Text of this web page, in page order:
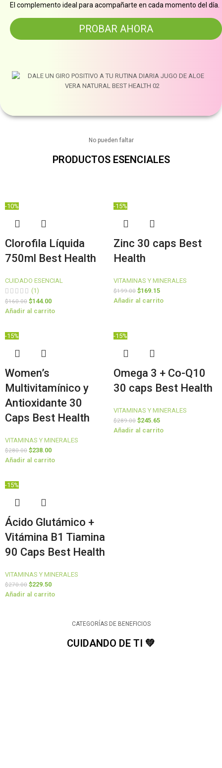
El complemento ideal para acompañarte en cada momento del día.
PROBAR AHORA
No pueden faltar
PRODUCTOS ESENCIALES​
-10%
Clorofila Líquida
750ml Best Health
CUIDADO ESENCIAL
(1)
$160.00 $144.00
Añadir al carrito
-15%
Zinc 30 caps Best
Health
VITAMINAS Y MINERALES
$199.00 $169.15
Añadir al carrito
-15%
Women’s
Multivitamínico y
Antioxidante 30
Caps Best Health
VITAMINAS Y MINERALES
$280.00 $238.00
Añadir al carrito
-15%
Omega 3 + Co-Q10
30 caps Best Health
VITAMINAS Y MINERALES
$289.00 $245.65
Añadir al carrito
-15%
Ácido Glutámico +
Vitámina B1 Tiamina
90 Caps Best Health
VITAMINAS Y MINERALES
$270.00 $229.50
Añadir al carrito
CATEGORÍAS DE BENEFICIOS
CUIDANDO DE TI 💚​